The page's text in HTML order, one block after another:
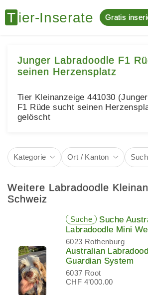
Gratis
Junger Labradoodle F1
seinen Herzensplatz
Tier Kleinanzeige 441030
F1 Rüde sucht seinen
gelöscht
Kategorie Ort / Kanton
Weitere Labradoodle
Schweiz
Suche
Suche
Labradoodle Mini
6023 Rothenburg
Australian
Guardian System
6037 Root
CHF 4’000.00